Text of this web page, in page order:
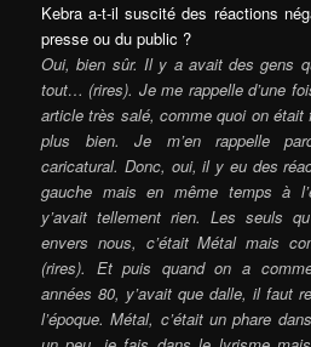
Kebra a-t-il suscité des réactions
presse ou du public ?
Oui, bien sûr. Il y a avait des gens
tout… (rires). Je me rappelle d’une
article très salé, comme quoi on
plus bien. Je m’en rappelle
caricatural. Donc, oui, il y eu des
gauche mais en même temps à
y’avait tellement rien. Les seuls
envers nous, c’était Métal mais
(rires). Et puis quand on a
années 80, y’avait que dalle, il faut
l’époque. Métal, c’était un phare